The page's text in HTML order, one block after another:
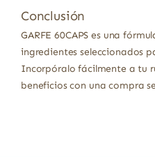
Conclusión
GARFE 60CAPS es una
ingredientes seleccionados
Incorpóralo fácilmente a tu
beneficios con una compra